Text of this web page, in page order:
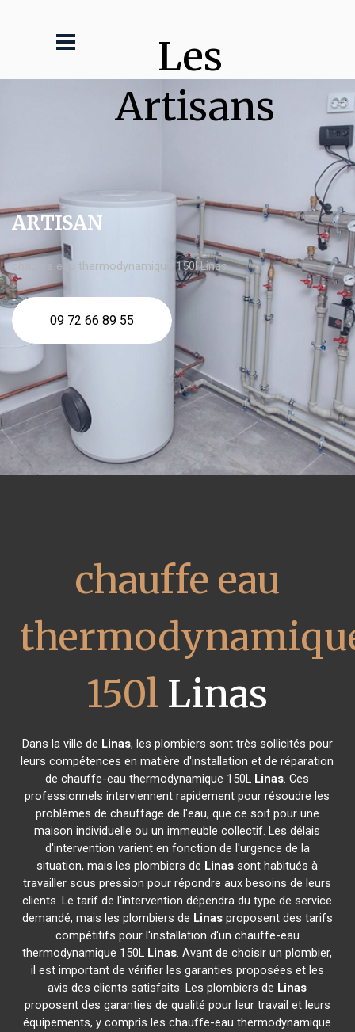
Les
Artisans
ARTISAN
chauffe eau thermodynamique 150l Linas
09 72 66 89 55
chauffe eau
150l Linas
Dans la ville de Linas, les plombiers sont très sollicités pour
leurs compétences en matière d'installation et de réparation
de chauffe-eau thermodynamique 150L Linas. Ces
professionnels interviennent rapidement pour résoudre les
problèmes de chauffage de l'eau, que ce soit pour une
maison individuelle ou un immeuble collectif. Les délais
d'intervention varient en fonction de l'urgence de la
situation, mais les plombiers de Linas sont habitués à
travailler sous pression pour répondre aux besoins de leurs
clients. Le tarif de l'intervention dépendra du type de service
demandé, mais les plombiers de Linasproposent des tarifs
compétitifs pour l'installation d'un chauffe-eau
thermodynamique 150L Linas. Avant de choisir un plombier,
il est important de vérifier les garanties proposées et les
avis des clients satisfaits. Les plombiers de Linas
proposent des garanties de qualité pour leur travail et leurs
équipements, y compris les chauffe-eau thermodynamique